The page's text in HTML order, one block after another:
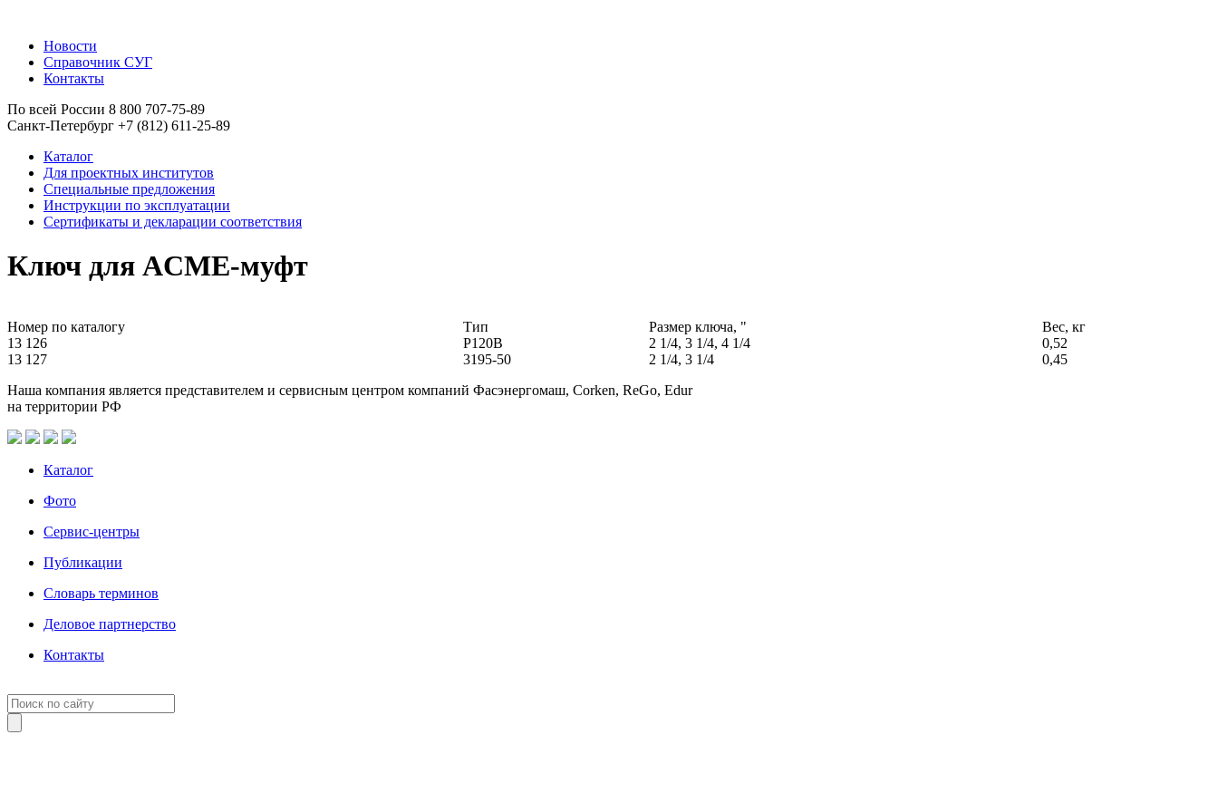
Новости
Справочник СУГ
Контакты
По всей России 8 800 707-75-89
Санкт-Петербург +7 (812) 611-25-89
Каталог
Для проектных институтов
Специальные предложения
Инструкции по эксплуатации
Сертификаты и декларации соответствия
Ключ для ACME-муфт
Номер по каталогу Тип Размер ключа, "
Вес, кг
13 126
Р120В 2 1/4, 3 1/4, 4 1/4
0,52
13 127
3195-50 2 1/4, 3 1/4
0,45
Наша компания является представителем и сервисным центром компаний Фасэнергомаш, Corken, ReGo, Edur
на территории РФ
Каталог
Фото
Сервис-центры
Публикации
Словарь терминов
Деловое партнерство
Контакты